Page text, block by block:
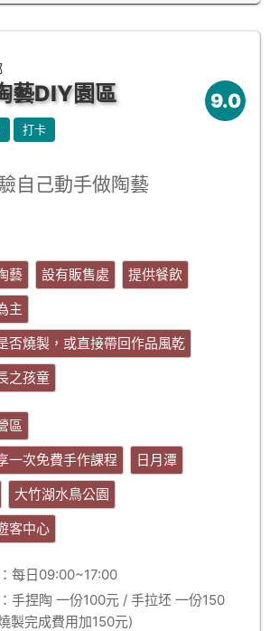
藝DIY園區 9.0
打卡
自己動手做陶藝
藝 設有販售處
提供餐飲
主
否燒製，或直接帶回作品風乾
之孩童
區
一次免費手作課程
日月潭
大竹湖水鳥公園
客中心
每日09:00~17:00
手捏陶 一份100元 / 手拉坯 一份150
製完成費用加150元)